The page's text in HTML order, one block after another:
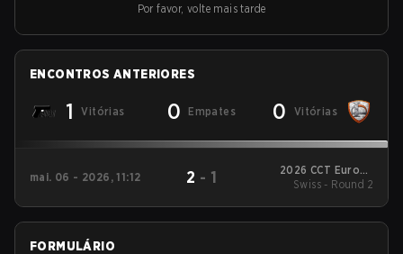
Por favor, volte mais tarde
ENCONTROS ANTERIORES
1 Vitórias 0 Empates 0 Vitórias
mai. 06 - 2026, 11:12 2 - 1
2026 CCT Europe
Series #1
Swiss - Round 2
FORMULÁRIO